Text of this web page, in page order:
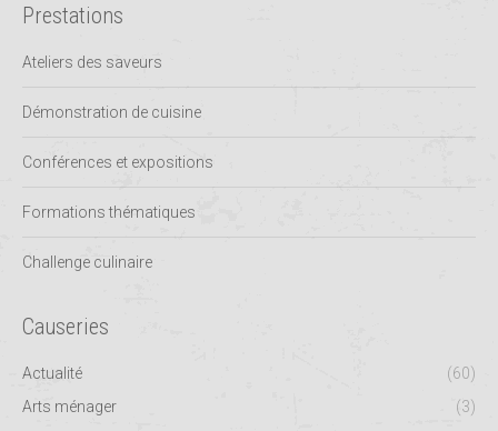
Prestations
Ateliers des saveurs
Démonstration de cuisine
Conférences et expositions
Formations thématiques
Challenge culinaire
Causeries
Actualité
(60)
Arts ménager
(3)